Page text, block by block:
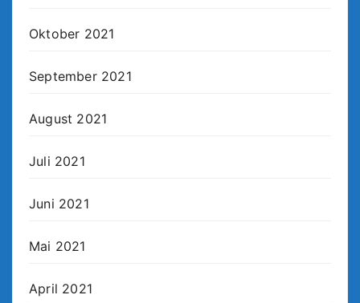
Oktober 2021
September 2021
August 2021
Juli 2021
Juni 2021
Mai 2021
April 2021